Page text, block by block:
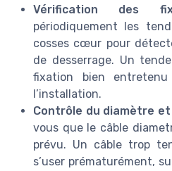
Vérification des
périodiquement les
cosses cœur pour
de desserrage. Un
fixation bien
l’installation.
Contrôle du diamètre
vous que le câble
prévu. Un câble trop
s’user prématurément,